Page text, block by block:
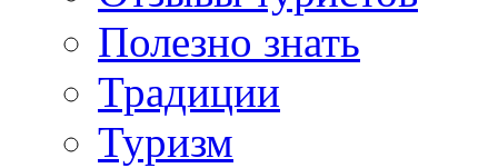
Полезно знать
Традиции
Туризм